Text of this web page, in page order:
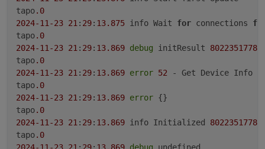
2024-11-23 21:29:13.857 debug Handshake 1
2024-11-23 21:29:13.857 debug Handshake 1 cookie:
818;TIMEOUT=86400"
2024-11-23 21:29:13.856 debug Received request on
tapo.0
tapo.0
tapo.0
2024-11 -23 21 : 29: 13.875 info Wait for connections
tapo.0
2024-11 -23 21 : 29: 13.869 debug initResult 8022351778
tapo.0
2024-11 -23 21 : 29: 13.869 error 52 - Get Device Info
tapo.0
2024-11 -23 21 : 29: 13.869 error {}
tapo.0
2024-11 -23 21 : 29: 13.869 info Initialized 8022351778
tapo.0
2024-11 -23 21 : 29: 13.869 debug undefined